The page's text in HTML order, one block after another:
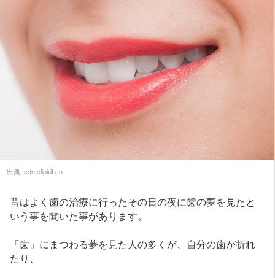
出典: cdn.clipkit.co
昔はよく歯の治療に行ったその日の夜に歯の夢を見たと
いう事を聞いた事があります。
「歯」にまつわる夢を見た人の多くが、自分の歯が折れ
たり、